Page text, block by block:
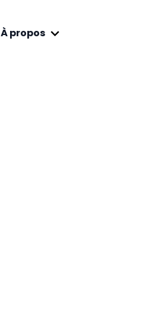
À propos